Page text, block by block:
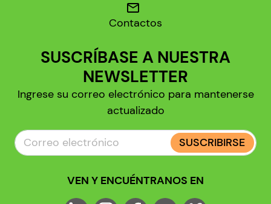
mail
Contactos
SUSCRÍBASE A NUESTRA
NEWSLETTER
Ingrese su correo electrónico para mantenerse
actualizado
SUSCRIBIRSE
VEN Y ENCUÉNTRANOS EN